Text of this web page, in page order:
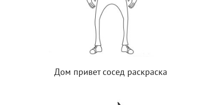
Дом привет сосед раскраска